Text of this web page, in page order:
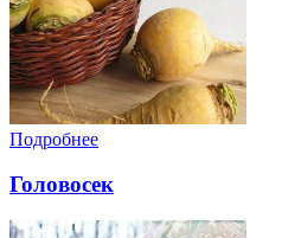
Подробнее
Головосек